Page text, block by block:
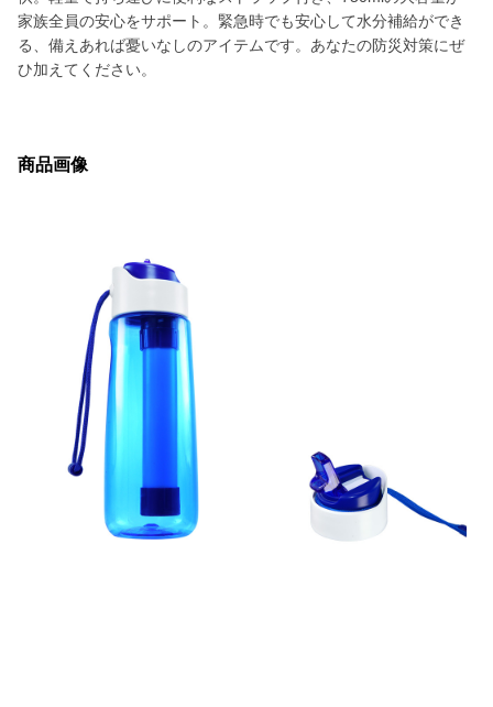
家族全員の安心をサポート。緊急時でも安心して水分補給ができ
る、備えあれば憂いなしのアイテムです。あなたの防災対策にぜ
ひ加えてください。
商品画像